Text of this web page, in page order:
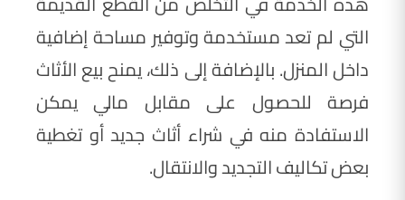
التي لم تعد مستخدمة وتوفير مساحة إضافية
داخل المنزل. بالإضافة إلى ذلك، يمنح بيع الأثاث
فرصة للحصول على مقابل مالي يمكن
الاستفادة منه في شراء أثاث جديد أو تغطية
بعض تكاليف التجديد والانتقال.